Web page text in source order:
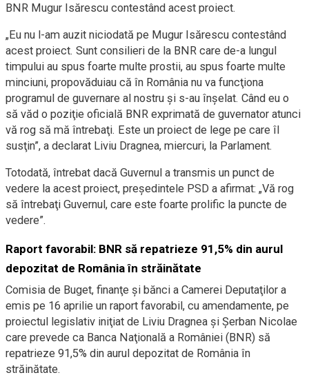
BNR Mugur Isărescu contestând acest proiect.
„Eu nu l-am auzit niciodată pe Mugur Isărescu contestând
acest proiect. Sunt consilieri de la BNR care de-a lungul
timpului au spus foarte multe prostii, au spus foarte multe
minciuni, propovăduiau că în România nu va funcţiona
programul de guvernare al nostru şi s-au înşelat. Când eu o
să văd o poziţie oficială BNR exprimată de guvernator atunci
vă rog să mă întrebaţi. Este un proiect de lege pe care îl
susţin”, a declarat Liviu Dragnea, miercuri, la Parlament.
Totodată, întrebat dacă Guvernul a transmis un punct de
vedere la acest proiect, preşedintele PSD a afirmat: „Vă rog
să întrebaţi Guvernul, care este foarte prolific la puncte de
vedere”.
Raport favorabil: BNR să repatrieze 91,5% din aurul
depozitat de România în străinătate
Comisia de Buget, finanţe şi bănci a Camerei Deputaţilor a
emis pe 16 aprilie un raport favorabil, cu amendamente, pe
proiectul legislativ iniţiat de Liviu Dragnea şi Şerban Nicolae
care prevede ca Banca Naţională a României (BNR) să
repatrieze 91,5% din aurul depozitat de România în
străinătate.